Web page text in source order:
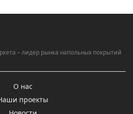
– лидер рынка напольных покрытий
О нас
проекты